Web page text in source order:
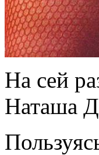
На сей
Наташа